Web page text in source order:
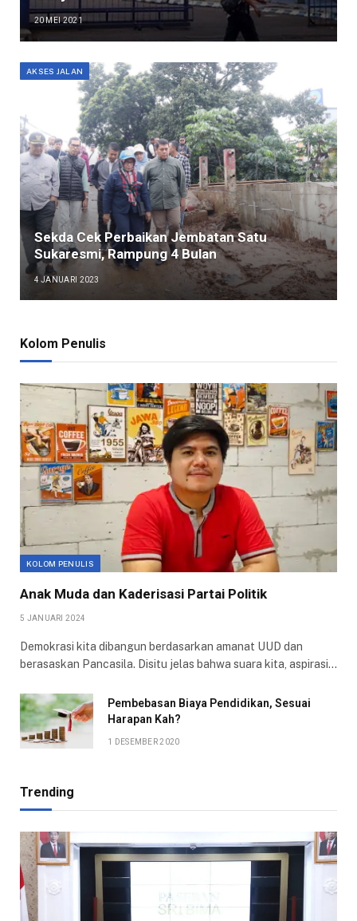
20 MEI 2021
AKSES JALAN
Sekda Cek Perbaikan Jembatan Satu
Sukaresmi, Rampung 4 Bulan
4 JANUARI 2023
Kolom Penulis
KOLOM PENULIS
Anak Muda dan Kaderisasi Partai Politik
5 JANUARI 2024
Demokrasi kita dibangun berdasarkan amanat UUD dan
berasaskan Pancasila. Disitu jelas bahwa suara kita, aspirasi…
Pembebasan Biaya Pendidikan, Sesuai
Harapan Kah?
1 DESEMBER 2020
Trending